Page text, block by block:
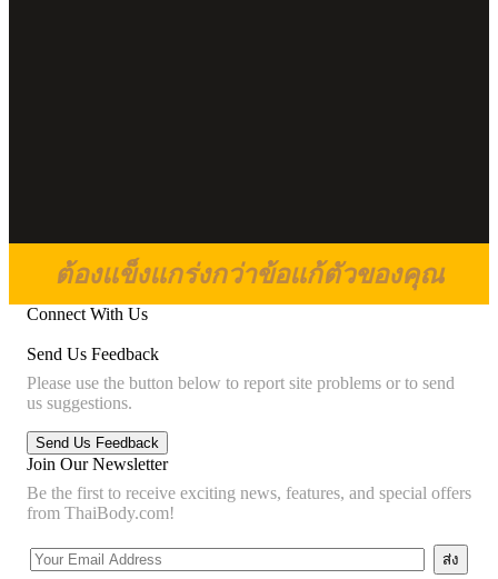
ต้องแข็งแกร่งกว่าข้อแก้ตัวของคุณ
Connect With Us
Send Us Feedback
Please use the button below to report site problems or to send
us suggestions.
Join Our Newsletter
Be the first to receive exciting news, features, and special offers
from ThaiBody.com!